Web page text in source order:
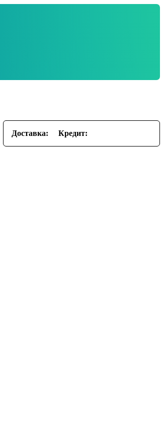
Доставка: Кредит: